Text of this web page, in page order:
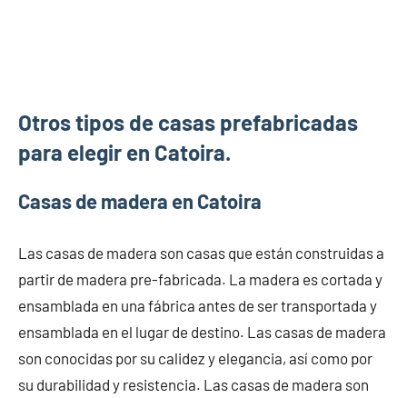
Otros tipos de casas prefabricadas
para elegir en Catoira.
Casas de madera en Catoira
Las casas de madera son casas que están construidas a
partir de madera pre-fabricada. La madera es cortada y
ensamblada en una fábrica antes de ser transportada y
ensamblada en el lugar de destino. Las casas de madera
son conocidas por su calidez y elegancia, así como por
su durabilidad y resistencia. Las casas de madera son